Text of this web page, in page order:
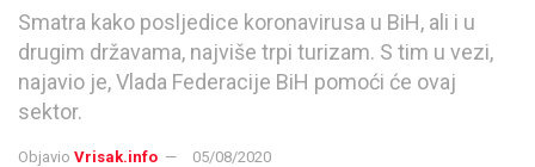
Smatra kako posljedice koronavirusa u BiH, ali i u
drugim državama, najviše trpi turizam. S tim u vezi,
najavio je, Vlada Federacije BiH pomoći će ovaj
sektor.
Objavio Vrisak.info 05/08/2020